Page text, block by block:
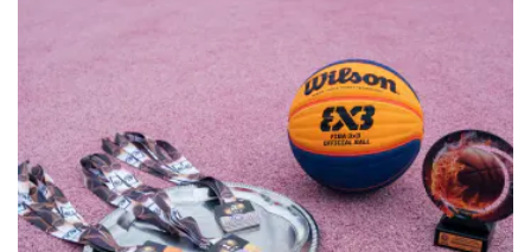
Projektas „LSMU Kauno ligoninės skubios
medicinos pagalbos infrastruktūros
modernizavimas“ įgyvendintas pagal 2022–2030
metų sveikatos priežiūros kokybės ir efektyvumo